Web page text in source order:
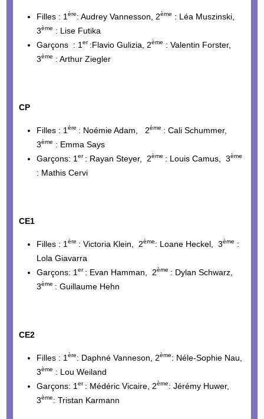
Filles : 1 ère: Audrey Vannesson, 2ème : Léa Muszinski,
3ème : Lise Futika
Garçons : 1 er :Flavio Gulizia, 2ème : Valentin Forster,
3ème : Arthur Ziegler
CP
Filles : 1 ère : Noémie Adam, 2ème : Cali Schummer,
3ème : Emma Says
Garçons: 1 er : Rayan Steyer, 2ème : Louis Camus, 3ème
: Mathis Cervi
CE1
Filles : 1 ère : Victoria Klein, 2ème: Loane Heckel, 3ème :
Lola Giavarra
Garçons: 1 er : Evan Hamman, 2ème : Dylan Schwarz,
3ème : Guillaume Hehn
CE2
Filles : 1 ère: Daphné Vanneson, 2ème: Néle-Sophie Nau,
3ème : Lou Weiland
Garçons: 1 er : Médéric Vicaire, 2ème: Jérémy Huwer,
3ème: Tristan Karmann